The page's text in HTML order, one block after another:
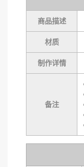
商品描述
材质
制作详情
备注